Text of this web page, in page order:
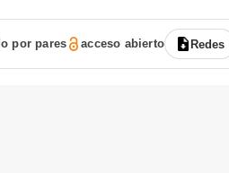
por pares acceso abierto Redes